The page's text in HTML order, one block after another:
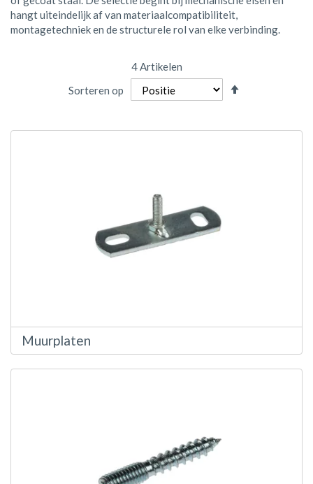
hangt uiteindelijk af van materiaalcompatibiliteit,
montagetechniek en de structurele rol van elke verbinding.
4Artikelen
Sorteren op
laag
Muurplaten